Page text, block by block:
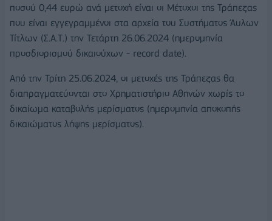
ποσού 0,44 ευρώ ανά μετοχή είναι οι Μέτοχοι της Τράπεζας
που είναι εγγεγραμμένοι στα αρχεία του Συστήματος Άυλων
Τίτλων (Σ.Α.Τ.) την Τετάρτη 26.06.2024 (ημερομηνία
προσδιορισμού δικαιούχων - record date).
Από την Τρίτη 25.06.2024, οι μετοχές της Τράπεζας θα
διαπραγματεύονται στο Χρηματιστήριο Αθηνών χωρίς το
δικαίωμα καταβολής μερίσματος (ημερομηνία αποκοπής
δικαιώματος λήψης μερίσματος).